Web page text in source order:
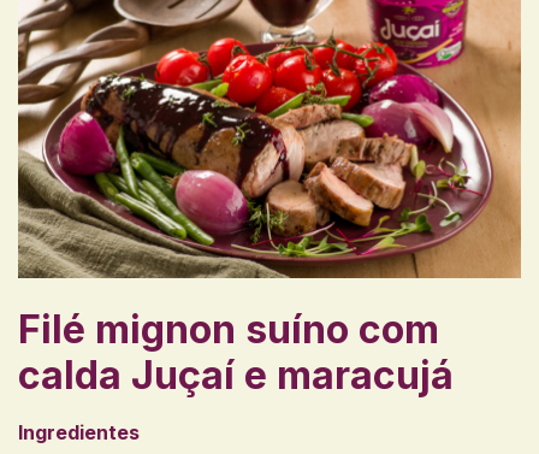
Filé mignon suíno com
calda Juçaí e maracujá
Ingredientes